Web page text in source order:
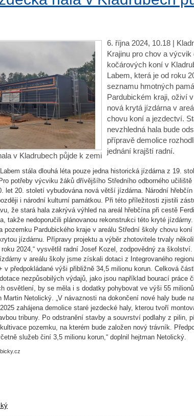
v Kladrubech půjde k zemi
6. října 2024, 10.18 |
Krajinu pro chov a
kočárových koní v
Labem, která je od roku
seznamu hmotných
Pardubickém kraji, oživí
nová krytá jízdárna v
chovu koní a jezdectví.
nevzhledná hala bude
přípravě demolice
jednání krajští radní.
stála dlouhá léta pouze jedna historická jízdárna z 19.
potřeby výcviku žáků dřívějšího Středního odborného učiliště
let 20. století vybudována nová větší jízdárna. Národní hřebčín
i národní kulturní památkou. Při této příležitosti zjistili
že stará hala zakrývá výhled na areál hřebčína při cestě
takže nedoporučili plánovanou rekonstrukci této kryté
pozemku Pardubického kraje v areálu Střední školy chovu
jízdárnu. Přípravy projektu a výběr zhotovitele trvaly
2024,“ vysvětlil radní Josef Kozel, zodpovědný za školství.
v areálu školy jsme získali dotaci z Integrovaného
v předpokládané výši přibližně 34,5 milionu korun. Celková
nezpůsobilých výdajů, jako jsou například bourací práce
osvětlení, by se měla i s dodatky pohybovat ve výši 55
Martin Netolický. „V návaznosti na dokončení nové haly bude
zahájena demolice staré jezdecké haly, kterou tvoří
tribuny. Po odstranění stavby a souvrství podlahy z pilin,
pozemku, na kterém bude založen nový trávník.
služeb činí 3,5 milionu korun,“ doplnil hejtman Netolický.